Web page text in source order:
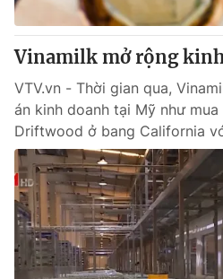
Vinamilk mở rộng
VTV.vn - Thời gian qua,
án kinh doanh tại Mỹ như
Driftwood ở bang California